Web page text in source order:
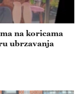
na koricama
ubrzavanja